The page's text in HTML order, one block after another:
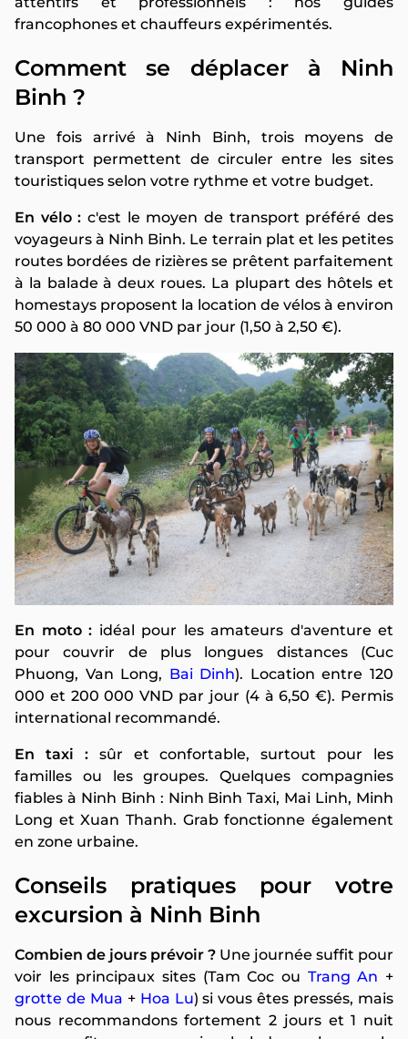
francophones et chauffeurs expérimentés.
Comment se déplacer à Ninh
Binh ?
Une fois arrivé à Ninh Binh, trois moyens de
transport permettent de circuler entre les sites
touristiques selon votre rythme et votre budget.
En vélo : c'est le moyen de transport préféré des
voyageurs à Ninh Binh. Le terrain plat et les petites
routes bordées de rizières se prêtent parfaitement
à la balade à deux roues. La plupart des hôtels et
homestays proposent la location de vélos à environ
50 000 à 80 000 VND par jour (1,50 à 2,50 €).
En moto : idéal pour les amateurs d'aventure et
pour couvrir de plus longues distances (Cuc
Phuong, Van Long, Bai Dinh). Location entre 120
000 et 200 000 VND par jour (4 à 6,50 €). Permis
international recommandé.
En taxi :sûr et confortable, surtout pour les
familles ou les groupes. Quelques compagnies
fiables à Ninh Binh : Ninh Binh Taxi, Mai Linh, Minh
Long et Xuan Thanh. Grab fonctionne également
en zone urbaine.
Conseils pratiques pour votre
excursion à Ninh Binh
Combien de jours prévoir ? Une journée suffit pour
voir les principaux sites (Tam Coc ou Trang An +
grotte de Mua + Hoa Lu) si vous êtes pressés, mais
nous recommandons fortement 2 jours et 1 nuit